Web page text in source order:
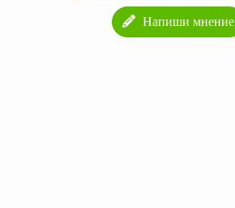
Напиши мнение